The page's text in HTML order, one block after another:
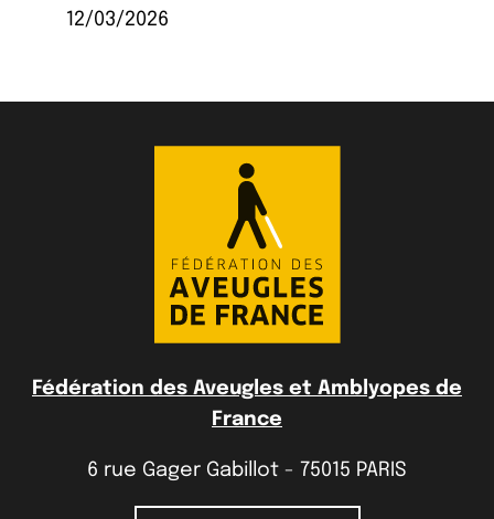
12/03/2026
Fédération des Aveugles et Amblyopes de
France
6 rue Gager Gabillot - 75015 PARIS